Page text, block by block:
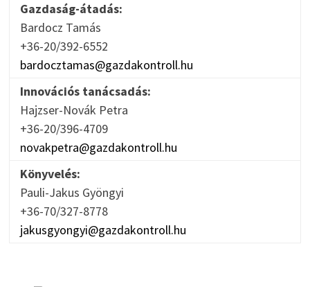
Gazdaság-átadás:
Bardocz Tamás
+36-20/392-6552
bardocztamas@gazdakontroll.hu
Innovációs tanácsadás:
Hajzser-Novák Petra
+36-20/396-4709
novakpetra@gazdakontroll.hu
Könyvelés:
Pauli-Jakus Gyöngyi
+36-70/327-8778
jakusgyongyi@gazdakontroll.hu